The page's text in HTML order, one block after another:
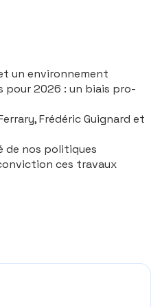
un environnement
pour 2026 : un biais pro-
Frédéric Guignard et
de nos politiques
ces travaux